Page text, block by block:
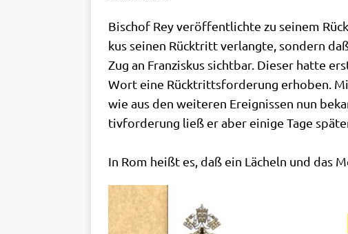
Bischof Rey ver­öf­fent­lich­te zu sei­nem
kus sei­nen Rück­tritt ver­lang­te, son­dern
Zug an Fran­zis­kus sicht­bar. Die­ser hat­te
Wort eine Rück­tritts­for­de­rung erho­ben.
wie aus den wei­te­ren Ereig­nis­sen nun
tiv­for­de­rung ließ er aber eini­ge Tage
In Rom heißt es, daß ein Lächeln und das